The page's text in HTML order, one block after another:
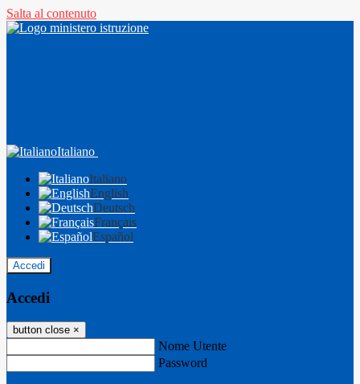
Salta al contenuto
Italiano
Italiano
English
Deutsch
Français
Español
Accedi
Accedi
button close ×
Nome Utente
Password